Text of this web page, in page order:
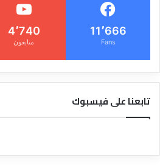
11٬666
Fans
4٬740
متابعون
تابعنا على فيسبوك